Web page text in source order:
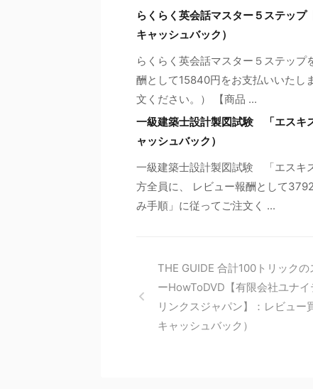
らくらく英会話マスター５ステッ
キャッシュバック）
らくらく英会話マスター５ステッ
酬として15840円をお支払いいたし
文ください。） 【商品 ...
一級建築士設計製図試験 「エスキ
ャッシュバック）
一級建築士設計製図試験 「エスキ
方全員に、 レビュー報酬として
み手順」に従ってご注文く ...
THE GUIDE 合計100トリックの
ーHowToDVD【有限会社ユナイ
リンクスジャパン】：レビュー
キャッシュバック）